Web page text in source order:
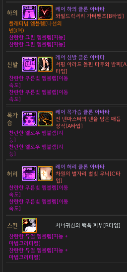
하의
레어 하의 클론 아바타
와일드럭셔리 가터팬츠[B타입]
플래티넘 엠블렘[나선의
넨](여)
찬란한 그린 엠블렘[지능]
찬란한 그린 엠블렘[지능]
신발
레어 신발 클론 아바타
서핑 아라드 돌핀 타투와 발찌[A
타입]
찬란한 푸른빛 엠블렘[이동
속도]
찬란한 푸른빛 엠블렘[이동
속도]
목가
슴
레어 목가슴 클론 아바타
진 넨마스터의 넨을 담은 매듭
장식[A타입]
찬란한 옐로우 엠블렘[지
능]
찬란한 옐로우 엠블렘[지
능]
허리
레어 허리 클론 아바타
차원의 별자리 별빛 무늬[C타
입]
찬란한 푸른빛 엠블렘[이동
속도]
찬란한 푸른빛 엠블렘[이동
속도]
스킨 처녀귀신의 백옥 피부[B타입]
찬란한 듀얼 엠블렘[지능 +
마법크리티컬]
찬란한 듀얼 엠블렘[지능 +
마법크리티컬]